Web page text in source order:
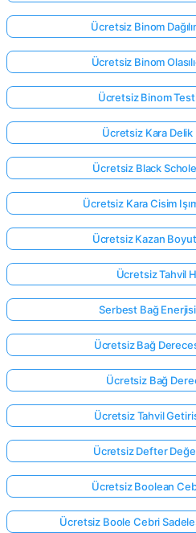
Ücretsiz Binom
Ücretsiz Binom
Ücretsiz Binom Testi
Ücretsiz Kara Delik
Ücretsiz Black
Ücretsiz Kara Cisim
Ücretsiz Kazan
Ücretsiz Tahvil
Serbest Bağ Enerjisi
Ücretsiz Bağ
Ücretsiz Bağ
Ücretsiz Tahvil
Ücretsiz Defter
Ücretsiz Boolean
Ücretsiz Boole Cebri